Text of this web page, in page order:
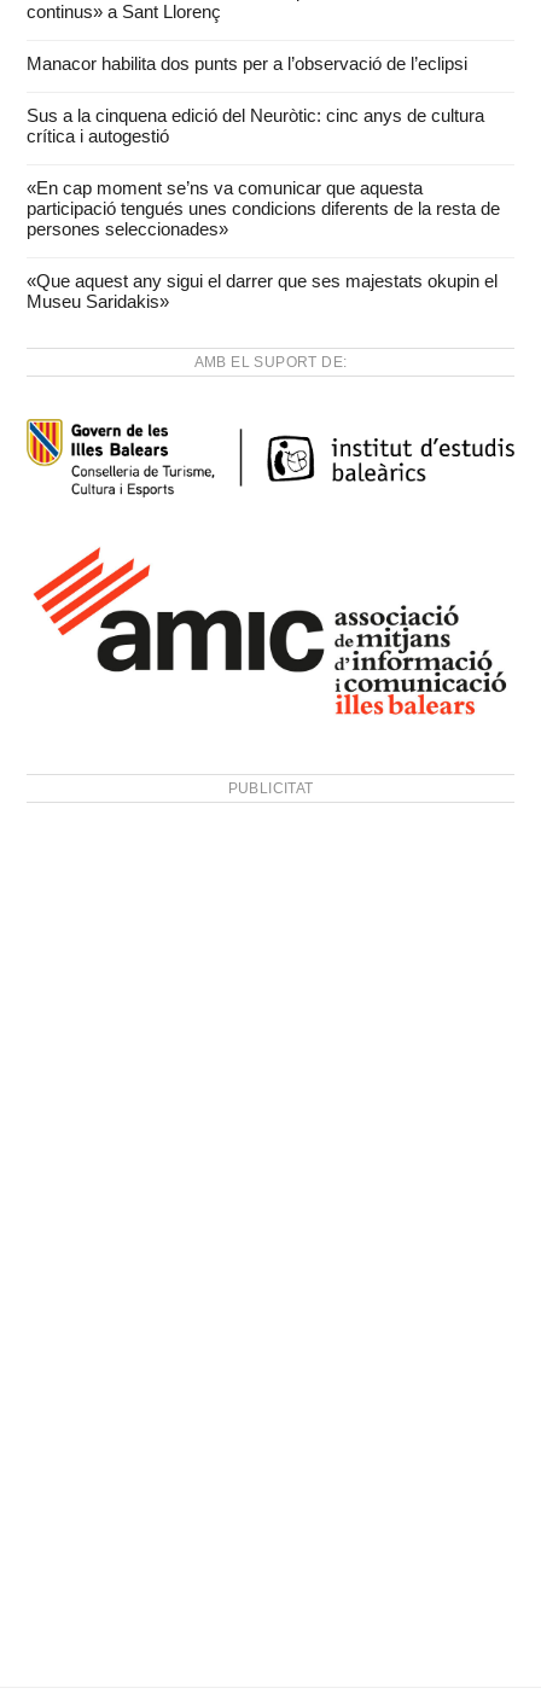
continus» a Sant Llorenç
Manacor habilita dos punts per a l’observació de l’eclipsi
Sus a la cinquena edició del Neuròtic: cinc anys de cultura
crítica i autogestió
«En cap moment se’ns va comunicar que aquesta
participació tengués unes condicions diferents de la resta de
persones seleccionades»
«Que aquest any sigui el darrer que ses majestats okupin el
Museu Saridakis»
AMB EL SUPORT DE:
PUBLICITAT